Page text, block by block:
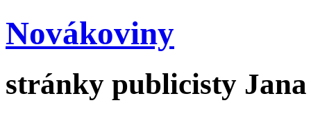
Novákoviny
stránky publicisty